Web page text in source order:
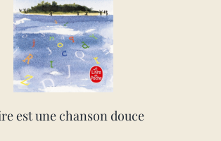
est une chanson douce